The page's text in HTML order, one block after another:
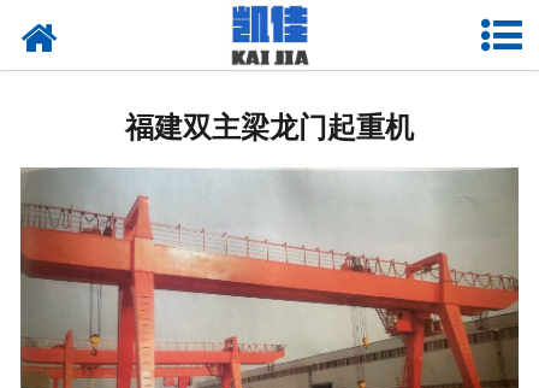
网站首页
福建龙门式悬臂吊
福建移动式悬臂吊
福建双主梁龙门起重机